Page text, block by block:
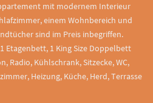
mit modernem Interieur
einem Wohnbereich und
sind im Preis inbegriffen.
Etagenbett, 1 King Size Doppelbett
Radio, Kühlschrank, Sitzecke, WC,
Heizung, Küche, Herd, Terrasse